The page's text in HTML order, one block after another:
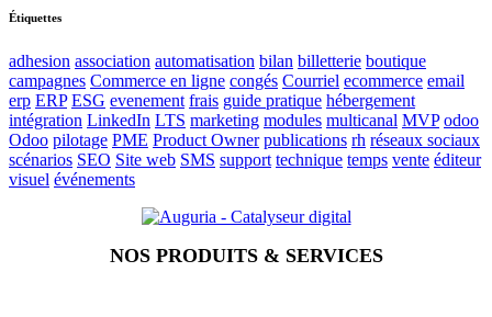
Étiquettes
adhesion association automatisation bilan billetterie boutique
campagnes Commerce en ligne congés Courriel ecommerce email
erp ERP ESG evenement frais guide pratique hébergement
intégration LinkedIn LTS marketing modules multicanal MVP odoo
Odoo pilotage PME Product Owner publications rh réseaux sociaux
scénarios SEO Site web SMS support technique temps vente éditeur
visuel événements
NOS PRODUITS & SERVICES